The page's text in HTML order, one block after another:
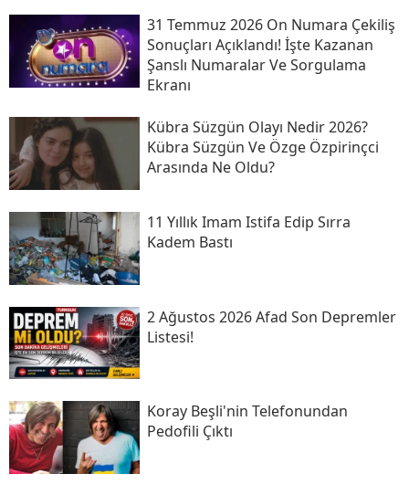
31 Temmuz 2026 On Numara Çekiliş
Sonuçları Açıklandı! İşte Kazanan
Şanslı Numaralar Ve Sorgulama
Ekranı
Kübra Süzgün Olayı Nedir 2026?
Kübra Süzgün Ve Özge Özpirinçci
Arasında Ne Oldu?
11 Yıllık Imam Istifa Edip Sırra
Kadem Bastı
2 Ağustos 2026 Afad Son Depremler
Listesi!
Koray Beşli'nin Telefonundan
Pedofili Çıktı